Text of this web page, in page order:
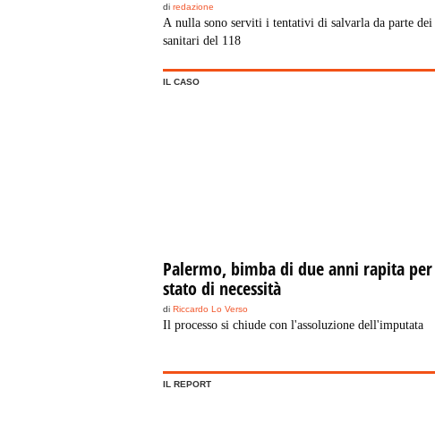
di redazione
A nulla sono serviti i tentativi di salvarla da parte dei
sanitari del 118
IL CASO
Palermo, bimba di due anni rapita per
stato di necessità
di Riccardo Lo Verso
Il processo si chiude con l'assoluzione dell'imputata
IL REPORT